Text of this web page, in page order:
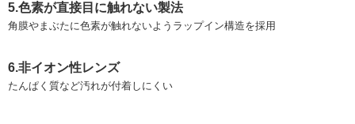
5.色素が直接目に触れない製法
角膜やまぶたに色素が触れないようラップイン構造を採用
6.非イオン性レンズ
たんぱく質など汚れが付着しにくい